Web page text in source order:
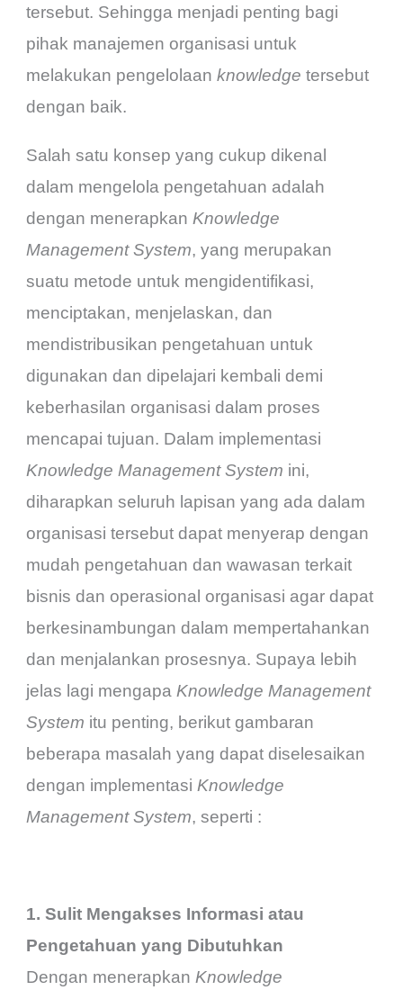
tersebut. Sehingga menjadi penting bagi
pihak manajemen organisasi untuk
melakukan pengelolaanknowledgetersebut
dengan baik.
Salah satu konsep yang cukup dikenal
dalam mengelola pengetahuan adalah
dengan menerapkan Knowledge
Management System, yang merupakan
suatu metode untuk mengidentifikasi,
menciptakan, menjelaskan, dan
mendistribusikan pengetahuan untuk
digunakan dan dipelajari kembali demi
keberhasilan organisasi dalam proses
mencapai tujuan. Dalam implementasi
Knowledge Management System ini,
diharapkan seluruh lapisan yang ada dalam
organisasi tersebut dapat menyerap dengan
mudah pengetahuan dan wawasan terkait
bisnis dan operasional organisasi agar dapat
berkesinambungan dalam mempertahankan
dan menjalankan prosesnya. Supaya lebih
jelas lagi mengapa Knowledge Management
System itu penting, berikut gambaran
beberapa masalah yang dapat diselesaikan
dengan implementasi Knowledge
Management System, seperti :
1. Sulit Mengakses Informasi atau
Pengetahuan yang Dibutuhkan
Dengan menerapkan Knowledge